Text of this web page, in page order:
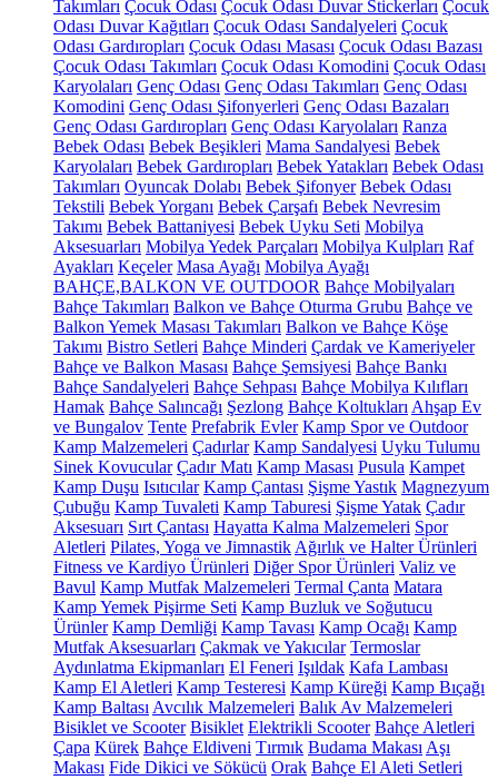
Takımları Çocuk Odası Çocuk Odası Duvar Stickerları Çocuk
Odası Duvar Kağıtları Çocuk Odası Sandalyeleri Çocuk
Odası Gardıropları Çocuk Odası Masası Çocuk Odası Bazası
Çocuk Odası Takımları Çocuk Odası Komodini Çocuk Odası
Karyolaları Genç Odası Genç Odası Takımları Genç Odası
Komodini Genç Odası Şifonyerleri Genç Odası Bazaları
Genç Odası Gardıropları Genç Odası Karyolaları Ranza
Bebek Odası Bebek Beşikleri Mama Sandalyesi Bebek
Karyolaları Bebek Gardıropları Bebek Yatakları Bebek Odası
Takımları Oyuncak Dolabı Bebek Şifonyer Bebek Odası
Tekstili Bebek Yorganı Bebek Çarşafı Bebek Nevresim
Takımı Bebek Battaniyesi Bebek Uyku Seti Mobilya
Aksesuarları Mobilya Yedek Parçaları Mobilya Kulpları Raf
Ayakları Keçeler Masa Ayağı Mobilya Ayağı
BAHÇE,BALKON VE OUTDOOR Bahçe Mobilyaları
Bahçe Takımları Balkon ve Bahçe Oturma Grubu Bahçe ve
Balkon Yemek Masası Takımları Balkon ve Bahçe Köşe
Takımı Bistro Setleri Bahçe Minderi Çardak ve Kameriyeler
Bahçe ve Balkon Masası Bahçe Şemsiyesi Bahçe Bankı
Bahçe Sandalyeleri Bahçe Sehpası Bahçe Mobilya Kılıfları
Hamak Bahçe Salıncağı Şezlong Bahçe Koltukları Ahşap Ev
ve Bungalov Tente Prefabrik Evler Kamp Spor ve Outdoor
Kamp Malzemeleri Çadırlar Kamp Sandalyesi Uyku Tulumu
Sinek Kovucular Çadır Matı Kamp Masası Pusula Kampet
Kamp Duşu Isıtıcılar Kamp Çantası Şişme Yastık Magnezyum
Çubuğu Kamp Tuvaleti Kamp Taburesi Şişme Yatak Çadır
Aksesuarı Sırt Çantası Hayatta Kalma Malzemeleri Spor
Aletleri Pilates, Yoga ve Jimnastik Ağırlık ve Halter Ürünleri
Fitness ve Kardiyo Ürünleri Diğer Spor Ürünleri Valiz ve
Bavul Kamp Mutfak Malzemeleri Termal Çanta Matara
Kamp Yemek Pişirme Seti Kamp Buzluk ve Soğutucu
Ürünler Kamp Demliği Kamp Tavası Kamp Ocağı Kamp
Mutfak Aksesuarları Çakmak ve Yakıcılar Termoslar
Aydınlatma Ekipmanları El Feneri Işıldak Kafa Lambası
Kamp El Aletleri Kamp Testeresi Kamp Küreği Kamp Bıçağı
Kamp Baltası Avcılık Malzemeleri Balık Av Malzemeleri
Bisiklet ve Scooter Bisiklet Elektrikli Scooter Bahçe Aletleri
Çapa Kürek Bahçe Eldiveni Tırmık Budama Makası Aşı
Makası Fide Dikici ve Sökücü Orak Bahçe El Aleti Setleri